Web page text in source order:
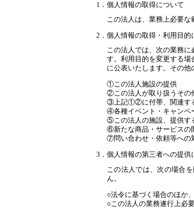
個人情報の取得について
この法人は、業務上必要な
個人情報の取得・利用目的
この法人では、次の業務
す。利用目的を変更する
に公表いたします。その他
①この法人施設の提供
②この法人が取り扱うその
③上記①②に付帯、関連す
④各種イベント・キャンペ
⑤この法人の施設、提供す
⑥新たな商品・サービスの
⑦問い合わせ・依頼等への
個人情報の第三者への提供
この法人では、次の場合
ん。
法令に基づく場合のほか
この法人の業務遂行上必